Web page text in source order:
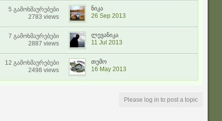
5 გამოხმაურებები
2783 views
ნიკა
26 Sep 2013
7 გამოხმაურებები
2887 views
ლევანიკა
11 Jul 2013
12 გამოხმაურებები
2498 views
თემო
16 May 2013
Please log in to post a topic